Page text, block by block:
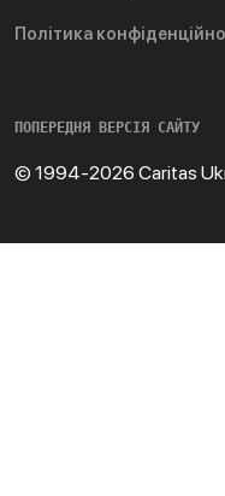
Політика
ПОПЕРЕДНЯ ВЕРСІЯ САЙТУ
© 1994-2026 Caritas